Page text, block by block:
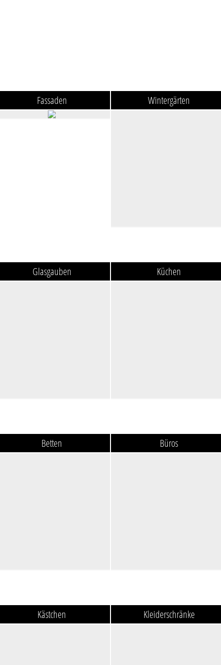
Fassaden Wintergärten
Glasgauben Küchen
Betten Büros
Kästchen Kleiderschränke